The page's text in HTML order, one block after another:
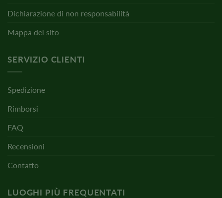
Dichiarazione di non responsabilità
Mappa del sito
SERVIZIO CLIENTI
Spedizione
Rimborsi
FAQ
Recensioni
Contatto
LUOGHI PIÙ FREQUENTATI